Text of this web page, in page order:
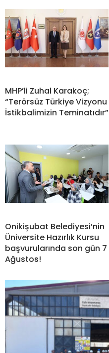
MHP’li Zuhal Karakoç;
“Terörsüz Türkiye Vizyonu
İstikbalimizin Teminatıdır”
Onikişubat Belediyesi’nin
Üniversite Hazırlık Kursu
başvurularında son gün 7
Ağustos!